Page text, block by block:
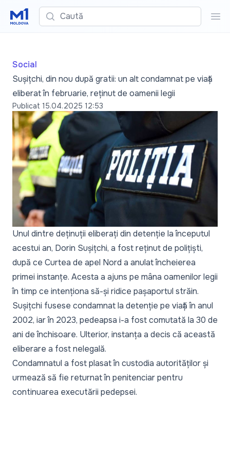
Caută
Social
Sușițchi, din nou după gratii: un alt condamnat pe viață
eliberat în februarie, reținut de oamenii legii
Publicat 15.04.2025 12:53
Unul dintre deținuții eliberați din detenție la începutul
acestui an, Dorin Sușițchi, a fost reținut de polițiști,
după ce Curtea de apel Nord a anulat încheierea
primei instanțe. Acesta a ajuns pe mâna oamenilor legii
în timp ce intenționa să-și ridice pașaportul străin.
Sușițchi fusese condamnat la detenție pe viață în anul
2002, iar în 2023, pedeapsa i-a fost comutată la 30 de
ani de închisoare. Ulterior, instanța a decis că această
eliberare a fost nelegală.
Condamnatul a fost plasat în custodia autorităților și
urmează să fie returnat în penitenciar pentru
continuarea executării pedepsei.